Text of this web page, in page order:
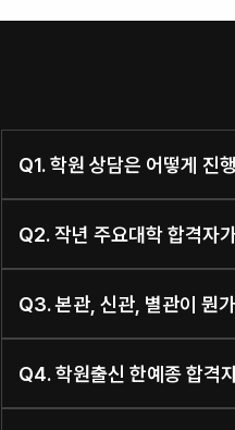
Q1. 학원 상담은 어떻게 진
Q2. 작년 주요대학 합격자
Q3. 본관, 신관, 별관이 뭔
Q4. 학원출신 한예종 합격